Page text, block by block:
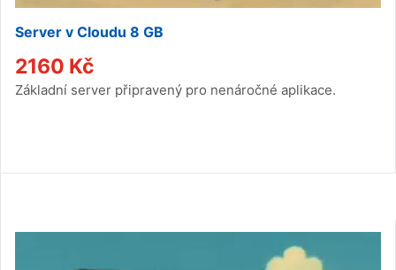
Server v Cloudu 8 GB
2160 Kč
Základní server připravený pro nenáročné aplikace.